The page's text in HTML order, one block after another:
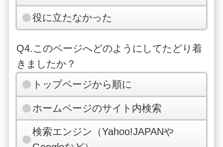
役に立たなかった
Q4.このページへどのようにしてたどり着
きましたか？
トップページから順に
ホームページのサイト内検索
検索エンジン（Yahoo!JAPANや